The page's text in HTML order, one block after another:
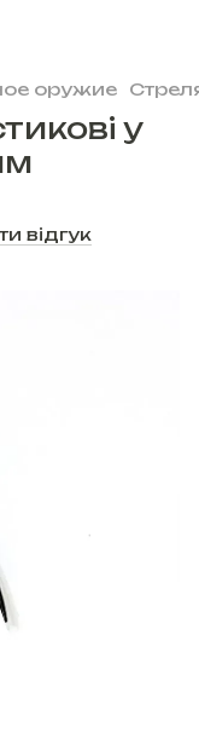
оружие
у
відгук